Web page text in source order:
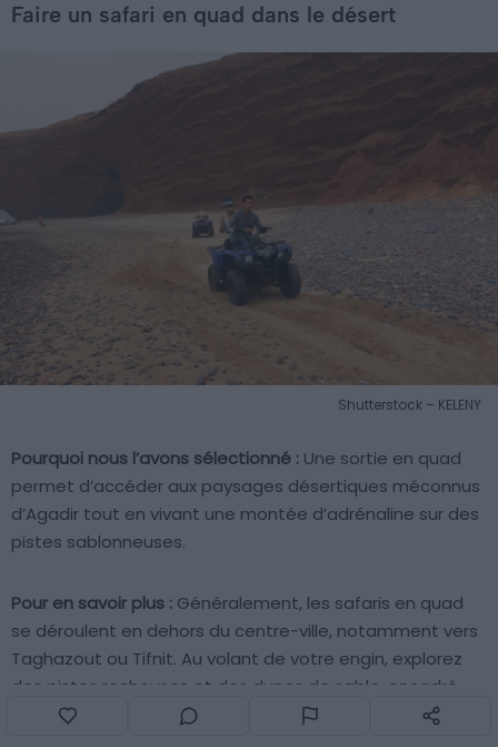
Faire un safari en quad dans le désert
Shutterstock – KELENY
Pourquoi nous l’avons sélectionné : Une sortie en quad
permet d’accéder aux paysages désertiques méconnus
d’Agadir tout en vivant une montée d’adrénaline sur des
pistes sablonneuses.
Pour en savoir plus : Généralement, les safaris en quad
se déroulent en dehors du centre-ville, notamment vers
Taghazout ou Tifnit. Au volant de votre engin, explorez
des pistes rocheuses et des dunes de sable, encadré
par un guide local. Prévoyez 2 à 3h d’excursion, en